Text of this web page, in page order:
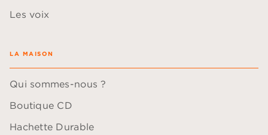
Les voix
LA MAISON
Qui sommes-nous ?
Boutique CD
Hachette Durable